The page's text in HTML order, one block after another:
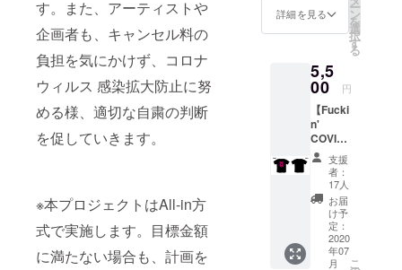
す。また、アーティストや
企画者も、キャンセル料の
負担を気にかけず、コロナ
ウィルス 感染拡大防止に努
める様、適切な自粛の判断
を促していきます。
※本プロジェクトはAll-in方
式で実施します。目標金額
に満たない場合も、計画を
開 ブ
ラック /
イエ
援時に
ご希望
のカ
ラータ
イプを
お選び
くださ
い。 ・
サイズ
展開 M /
L / XL /
XXL ※支
援時に
ご希望
詳細を見る ー
ン
を
選
択
す
る
5,5
00 円
【Fucki
n'
COVID-
19】半
袖Tシャ
Design
ed by :
LASTG
ASP ・
カラー
支援
者：
17人
お届
け予
定：
2020
年07
月
こ